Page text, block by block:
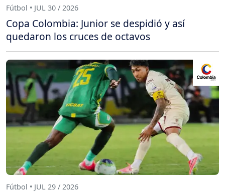
Fútbol • JUL 30 / 2026
Copa Colombia: Junior se despidió y así
quedaron los cruces de octavos
Fútbol • JUL 29 / 2026